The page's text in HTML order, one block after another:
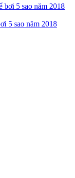
5 sao năm 2018